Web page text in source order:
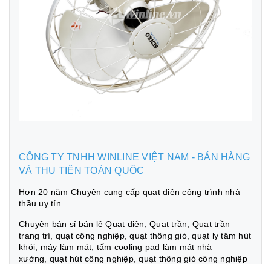
CÔNG TY TNHH WINLINE VIỆT NAM - BÁN HÀNG
VÀ THU TIỀN TOÀN QUỐC
Hơn 20 năm Chuyên cung cấp quạt điện công trình nhà
thầu uy tín
Chuyên bán sỉ bán lẻ Quạt điện, Quạt trần, Quạt trần
trang trí, quạt công nghiệp, quạt thông gió, quạt ly tâm hút
khói, máy làm mát, tấm cooling pad làm mát nhà
xưởng, quạt hút công nghiệp, quạt thông gió công nghiệp